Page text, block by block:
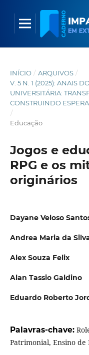
INÍCIO / ARQUIVOS /
V. 5 N. 1 (2025): ANAIS
UNIVERSITÁRIA:
CONSTRUINDO
/
Educação
Jogos e
RPG e os
originários
Dayane Veloso
Andrea Maria da
Alex Souza Felix
Alan Tassio Galdino
Eduardo Roberto
Palavras-chave:
Patrimonial, Ensino de